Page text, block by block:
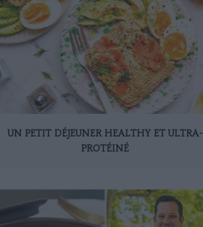
UN PETIT DÉJEUNER HEALTHY ET ULTRA-
PROTÉINÉ